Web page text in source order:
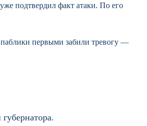
подтвердил факт атаки. По его
паблики первыми забили тревогу —